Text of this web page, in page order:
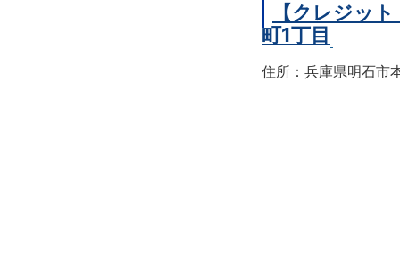
【クレジッ
町1丁目
住所：兵庫県明石市